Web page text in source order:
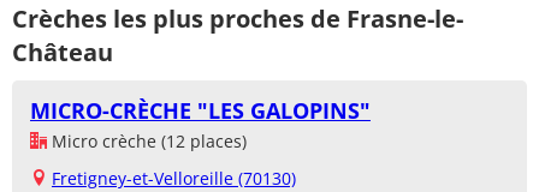
Crèches les plus proches de Frasne-le-
Château
MICRO-CRÈCHE "LES GALOPINS"
Micro crèche (12 places)
Fretigney-et-Velloreille (70130)